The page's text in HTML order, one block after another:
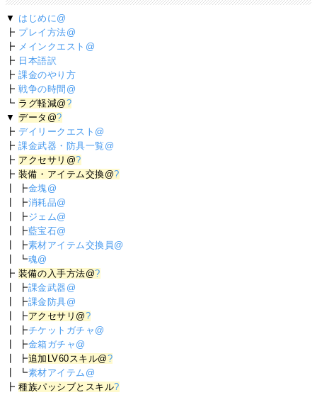
▼ はじめに@
┣ プレイ方法@
┣ メインクエスト@
┣ 日本語訳
┣課金のやり方
┣戦争の時間@
┗ ラグ軽減@?
▼データ@?
┣デイリークエスト@
┣課金武器・防具一覧@
┣ アクセサリ@?
┣装備・アイテム交換@?
┃ ┣金塊@
┃ ┣消耗品@
┃ ┣ジェム@
┃ ┣藍宝石@
┃ ┣素材アイテム交換員@
┃ ┗魂@
┣装備の入手方法@?
┃ ┣課金武器@
┃ ┣課金防具@
┃ ┣アクセサリ@?
┃ ┣チケットガチャ@
┃ ┣金箱ガチャ@
┃ ┣追加LV60スキル@?
┃ ┗素材アイテム@
┣種族パッシブとスキル?